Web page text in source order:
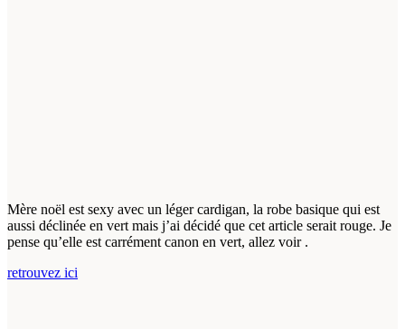
Mère noël est sexy avec un léger cardigan, la robe basique qui est
aussi déclinée en vert mais j’ai décidé que cet article serait rouge. Je
pense qu’elle est carrément canon en vert, allez voir .
retrouvez ici